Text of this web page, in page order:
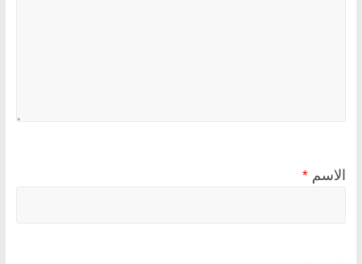
الاسم *